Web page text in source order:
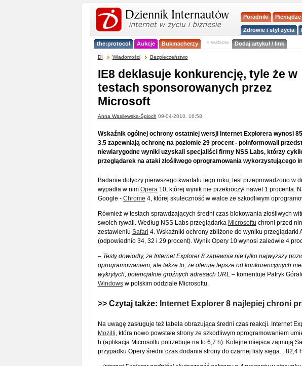
Poradniki Pieniądze
Zdrowie i styl życia
the:protocol Aukcje Bukmacherzy < reklama Dodaj artykuł / link
DI Wiadomości Bezpieczeństwo
IE8 deklasuje konkurencję, tyle że w
testach sponsorowanych przez
Microsoft
Anna Wasilewska-Śpioch 09-04-2010, 16:58
Wskaźnik ogólnej ochrony ostatniej wersji Internet Explorera wynosi
3.5 zapewniają ochronę na poziomie 29 procent - poinformowali
niewiarygodne wyniki uzyskali specjaliści firmy NSS Labs, którzy
przeglądarek na ataki złośliwego oprogramowania wykorzystującego
Badanie dotyczy pierwszego kwartału tego roku, test przeprowadzono w
wypadła w nim Opera10, której wynik nie przekroczył nawet 1 procenta.
Google - Chrome 4, której skuteczność w walce ze szkodliwym
Również w testach sprawdzających średni czas blokowania złośliwych
swoich rywali. Według NSS Labs przeglądarka Microsoftu chroni przed
zestawieniu Safari 4. Wskaźniki ochrony zbliżone do wyniku przeglądarki
(odpowiednio 34, 32 i 29 procent). Wynik Opery 10 wynosi zaledwie 4
– Testy dowiodły, że Internet Explorer 8 zapewnia nie tylko najwyższy
oprogramowaniem, ale także to, że oferuje lepsze od konkurencyjnych
wykrytych, potencjalnie groźnych adresach URL –komentuje Patryk
Windowsw polskim oddziale Microsoftu.
>> Czytaj także: Internet Explorer 8 najlepiej chroni
Na uwagę zasługuje też tabela obrazująca średni czas reakcji. Internet
Mozilli, która nowo powstałe strony ze szkodliwym oprogramowaniem
h (aplikacja Microsoftu potrzebuje na to 6,7 h). Kolejne miejsca zajmują
przypadku Opery średni czas dodania strony do czarnej listy sięga... 82,4